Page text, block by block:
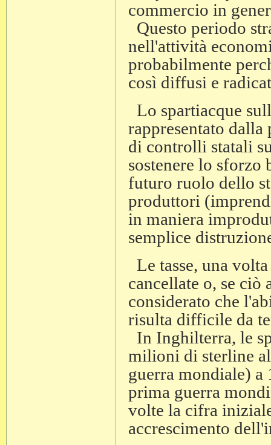
commercio in
Questo periodo
nell'attività
probabilmente
così diffusi e
Lo spartiacque
rappresentato
di controlli statali
sostenere lo
futuro ruolo dello
produttori
in maniera
semplice
Le tasse, una
cancellate o, se ciò
considerato che
risulta difficile da
In Inghilterra, le
milioni di sterline
guerra mondiale)
prima guerra
volte la cifra
accrescimento